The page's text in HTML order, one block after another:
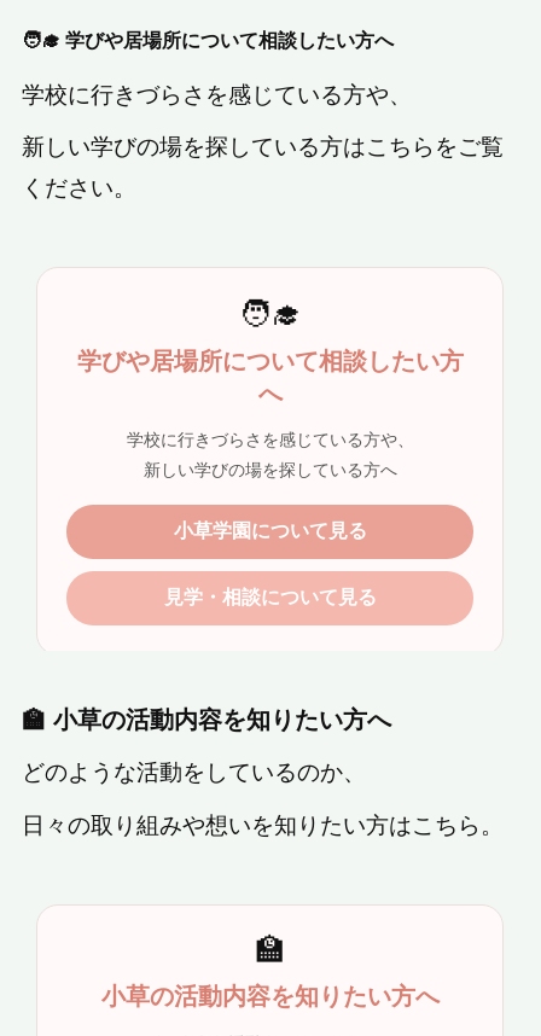
🧑‍🎓 学びや居場所について相談したい方へ
学校に行きづらさを感じている方や、
新しい学びの場を探している方はこちらをご覧
ください。
🏫 小草の活動内容を知りたい方へ
どのような活動をしているのか、
日々の取り組みや想いを知りたい方はこちら。